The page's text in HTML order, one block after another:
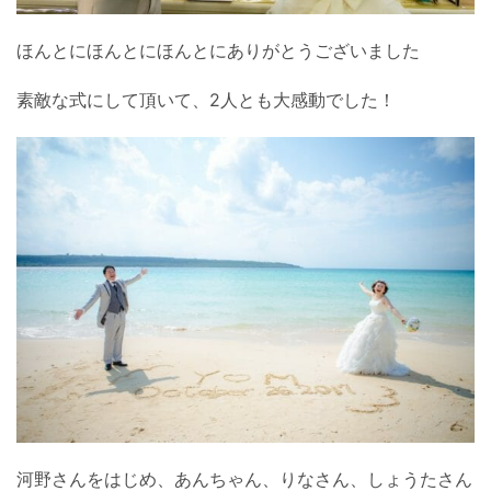
ほんとにほんとにほんとにありがとうございました
素敵な式にして頂いて、2人とも大感動でした！
河野さんをはじめ、あんちゃん、りなさん、しょうたさん